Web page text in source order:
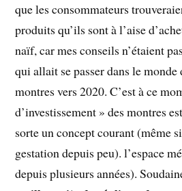
que les consommateurs
produits qu’ils sont à l’aise
naïf, car mes conseils n’étaient
qui allait se passer dans le monde
montres vers 2020. C’est à ce
d’investissement » des montres
sorte un concept courant (même
gestation depuis peu). l’espace
depuis plusieurs années).